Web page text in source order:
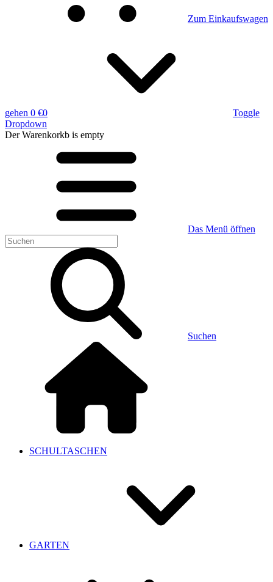
Zum Einkaufswagen
gehen 0 €0
Toggle
Dropdown
Der Warenkorkb is empty
Das Menü öffnen
Suchen
SCHULTASCHEN
GARTEN